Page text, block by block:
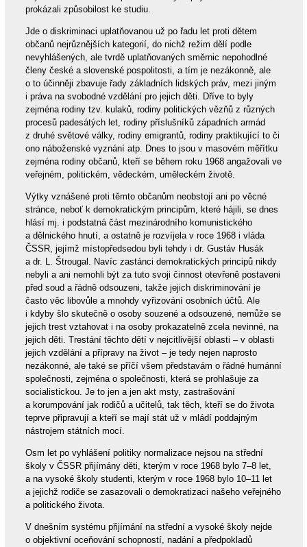
prokázali způsobilost ke studiu.
Jde o diskriminaci uplatňovanou už po řadu let proti dětem
občanů nejrůznějších kategorií, do nichž režim dělí podle
nevyhlášených, ale tvrdě uplatňovaných směrnic nepohodlné
členy české a slovenské pospolitosti, a tím je nezákonně, ale
o to účinněji zbavuje řady základních lidských práv, mezi jiným
i práva na svobodné vzdělání pro jejich děti. Dříve to byly
zejména rodiny tzv. kulaků, rodiny politických vězňů z různých
procesů padesátých let, rodiny příslušníků západních armád
z druhé světové války, rodiny emigrantů, rodiny praktikující to či
ono náboženské vyznání atp. Dnes to jsou v masovém měřítku
zejména rodiny občanů, kteří se během roku 1968 angažovali ve
veřejném, politickém, vědeckém, uměleckém životě.
Výtky vznášené proti těmto občanům neobstojí ani po věcné
stránce, neboť k demokratickým principům, které hájili, se dnes
hlásí mj. i podstatná část mezinárodního komunistického
a dělnického hnutí, a ostatně je rozvíjela v roce 1968 i vláda
ČSSR, jejímž místopředsedou byli tehdy i dr. Gustáv Husák
a dr. L. Štrougal. Navíc zastánci demokratických principů nikdy
nebyli a ani nemohli být za tuto svoji činnost otevřeně postaveni
před soud a řádně odsouzeni, takže jejich diskriminování je
často věc libovůle a mnohdy vyřizování osobních účtů. Ale
i kdyby šlo skutečně o osoby souzené a odsouzené, nemůže se
jejich trest vztahovat i na osoby prokazatelně zcela nevinné, na
jejich děti. Trestání těchto dětí v nejcitlivější oblasti – v oblasti
jejich vzdělání a přípravy na život – je tedy nejen naprosto
nezákonné, ale také se příčí všem představám o řádné humánní
společnosti, zejména o společnosti, která se prohlašuje za
socialistickou. Je to jen a jen akt msty, zastrašování
a korumpování jak rodičů a učitelů, tak těch, kteří se do života
teprve připravují a kteří se mají stát už v mládí poddajným
nástrojem státních mocí.
Osm let po vyhlášení politiky normalizace nejsou na střední
školy v ČSSR přijímány děti, kterým v roce 1968 bylo 7–8 let,
a na vysoké školy studenti, kterým v roce 1968 bylo 10–11 let
a jejichž rodiče se zasazovali o demokratizaci našeho veřejného
a politického života.
V dnešním systému přijímání na střední a vysoké školy nejde
o objektivní oceňování schopností, nadání a předpokladů